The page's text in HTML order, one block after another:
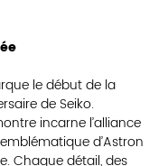
le début de la
de Seiko.
incarne l’alliance
d’Astron
Chaque détail, des